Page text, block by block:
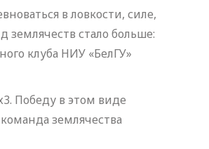
в ловкости, силе,
землячеств стало больше:
клуба НИУ «БелГУ»
Победу в этом виде
землячества